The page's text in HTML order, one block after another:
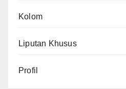
Kolom
Liputan Khusus
Profil